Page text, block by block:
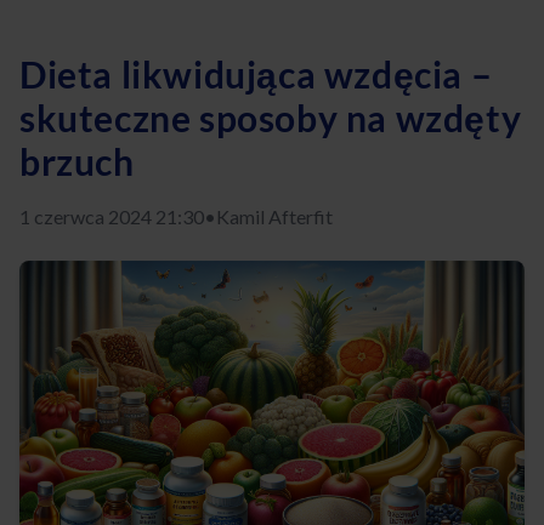
Dieta likwidująca wzdęcia –
skuteczne sposoby na wzdęty
brzuch
1 czerwca 2024 21:30• Kamil Afterfit